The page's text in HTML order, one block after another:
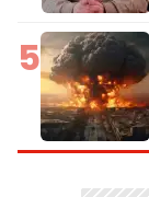
5